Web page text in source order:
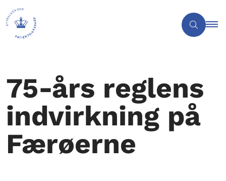
75-års reglens
indvirkning på
Færøerne